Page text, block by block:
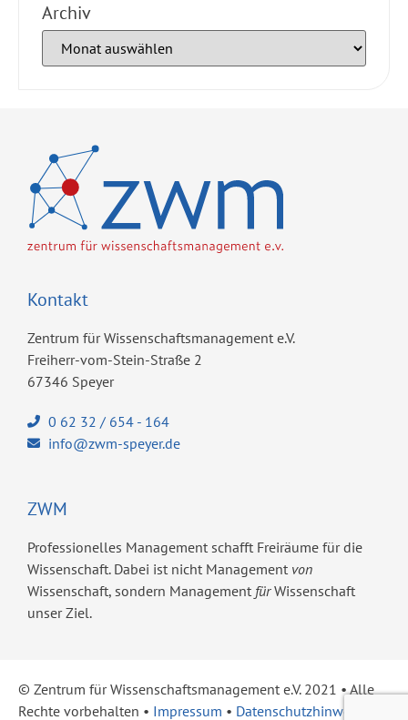
Archiv
Kontakt
Zentrum für Wissenschaftsmanagement e.V.
Freiherr-vom-Stein-Straße 2
67346 Speyer
0 62 32 / 654 - 164
info@zwm-speyer.de
ZWM
Professionelles Management schafft Freiräume für die
Wissenschaft. Dabei ist nicht Management von
Wissenschaft, sondern Management fürWissenschaft
unser Ziel.
© Zentrum für Wissenschaftsmanagement e.V. 2021 ​• Alle
Rechte vorbehalten • Impressum • Datenschutzhinweise